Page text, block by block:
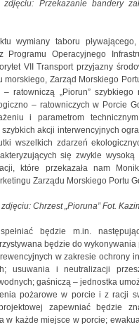
zdjęciu: Przekazanie bandery
wymiany taboru
Programu Operacyjnego
VII Transport przyjazny
morskiego, Zarząd Morskiego
– ratowniczą „Piorun”
– ratowniczych w Porcie
i parametrom
akcji interwencyjnych
wszelkich zdarzeń
się zwykle
które przekazała nam
Zarządu Morskiego Portu
Chrzest „Pioruna” Fot.
będzie m.in.
będzie do
w zakresie ochrony
usuwania i neutralizacji
gaśniczą – jednostka
pożarowe w porcie i z racji
zapewniać będzie
w każde miejsce w porcie;